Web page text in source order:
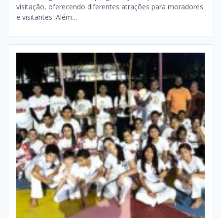
visitação, oferecendo diferentes atrações para moradores
e visitantes. Além…